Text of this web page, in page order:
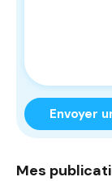
Envoyer
Mes